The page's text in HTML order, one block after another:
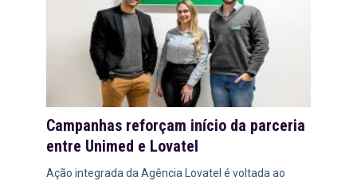
Campanhas reforçam início da parceria
entre Unimed e Lovatel
Ação integrada da Agência Lovatel é voltada ao